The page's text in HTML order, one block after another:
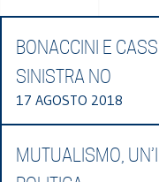
BONACCINI E
SINISTRA NO
17 AGOSTO 2018
MUTUALISMO,